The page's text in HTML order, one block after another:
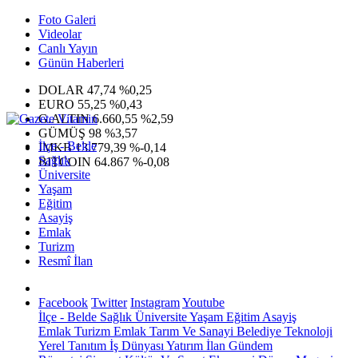
Foto Galeri
Videolar
Canlı Yayın
Günün Haberleri
DOLAR 47,74 %0,25
EURO 55,25 %0,43
G.ALTIN6.660,55 %2,59
GÜMÜŞ 98 %3,57
IMKB13.779,39 %-0,14
BITCOIN 64.867 %-0,08
İlçe - Belde
Sağlık
Üniversite
Yaşam
Eğitim
Asayiş
Emlak
Turizm
Resmî İlan
Facebook Twitter InstagramYoutube
İlçe - Belde Sağlık ÜniversiteYaşam Eğitim Asayiş
Emlak Turizm Emlak Tarım Ve Sanayi Belediye Teknoloji
Yerel Tanıtım İş Dünyası Yatırım İlan Gündem